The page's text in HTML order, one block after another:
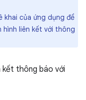
khai của ứng dụng để
hình liên kết với thông
kết thông báo với